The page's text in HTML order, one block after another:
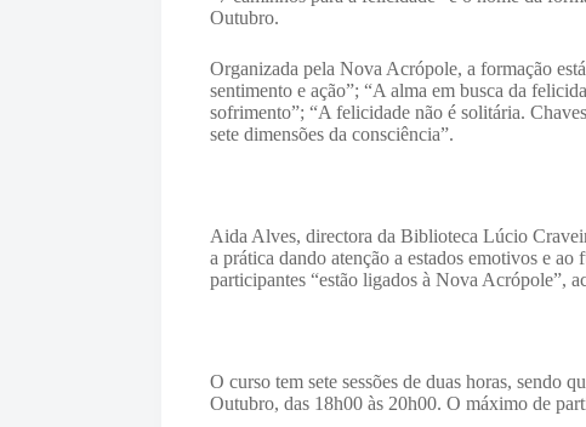
Outubro.
Organizada pela Nova Acrópole, a formação
sentimento e ação”; “A alma em busca da
sofrimento”; “A felicidade não é solitária.
sete dimensões da consciência”.
Aida Alves, directora da Biblioteca Lúcio
a prática dando atenção a estados emotivos e
participantes “estão ligados à Nova Acrópole”,
O curso tem sete sessões de duas horas, sendo
Outubro, das 18h00 às 20h00. O máximo de